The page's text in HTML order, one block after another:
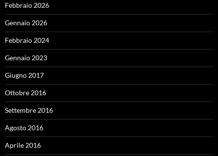
Febbraio 2026
Gennaio 2026
Febbraio 2024
Gennaio 2023
Giugno 2017
Ottobre 2016
Settembre 2016
Agosto 2016
Aprile 2016